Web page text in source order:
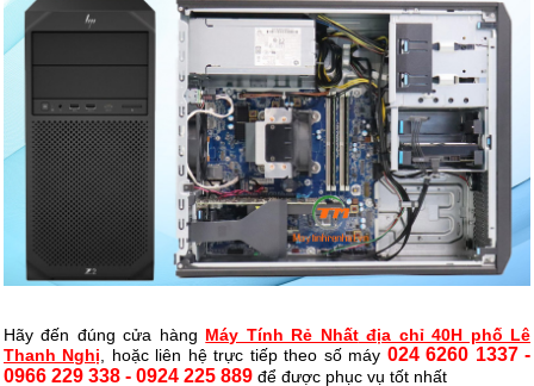
Hãy đến đúng cửa hàng Máy Tính Rẻ Nhấtđịa chỉ 40H phố Lê
Thanh Nghị , hoặc liên hệ trực tiếp theo số máy 024 6260 1337 -
0966 229 338 - 0924 225 889 để được phục vụ tốt nhất